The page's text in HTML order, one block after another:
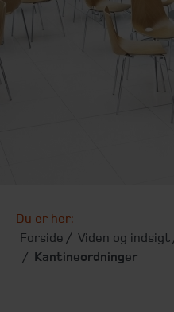
Du er her:
Forside
Viden og indsigt
Kantineordninger